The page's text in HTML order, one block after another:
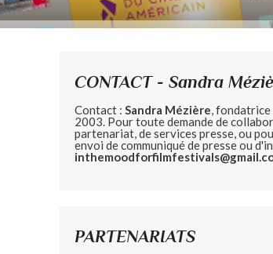
CONTACT - Sandra
Contact : Sandra Mézière, fondatrice
2003. Pour toute demande de
partenariat, de services presse, ou
envoi de communiqué de presse ou
PARTENARIATS